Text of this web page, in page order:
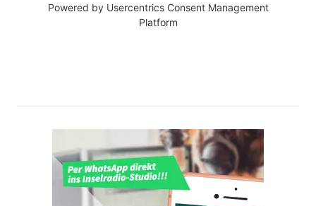
Powered by Usercentrics Consent Management
Platform